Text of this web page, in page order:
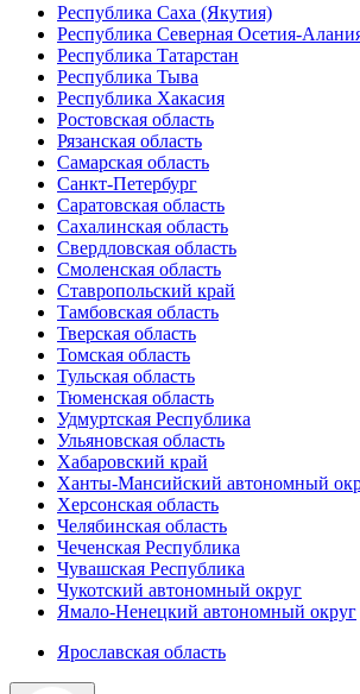
Республика Саха (Якутия)
Республика Северная Осетия-
Республика Татарстан
Республика Тыва
Республика Хакасия
Ростовская область
Рязанская область
Самарская область
Санкт-Петербург
Саратовская область
Сахалинская область
Свердловская область
Смоленская область
Ставропольский край
Тамбовская область
Тверская область
Томская область
Тульская область
Тюменская область
Удмуртская Республика
Ульяновская область
Хабаровский край
Ханты-Мансийский автономный
Херсонская область
Челябинская область
Чеченская Республика
Чувашская Республика
Чукотский автономный округ
Ямало-Ненецкий автономный округ
Ярославская область